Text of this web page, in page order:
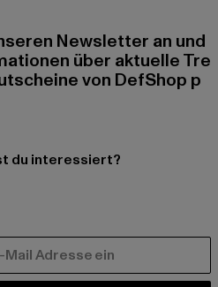
Newsletter an und
über aktuelle Tre
von DefShop p
du interessiert?